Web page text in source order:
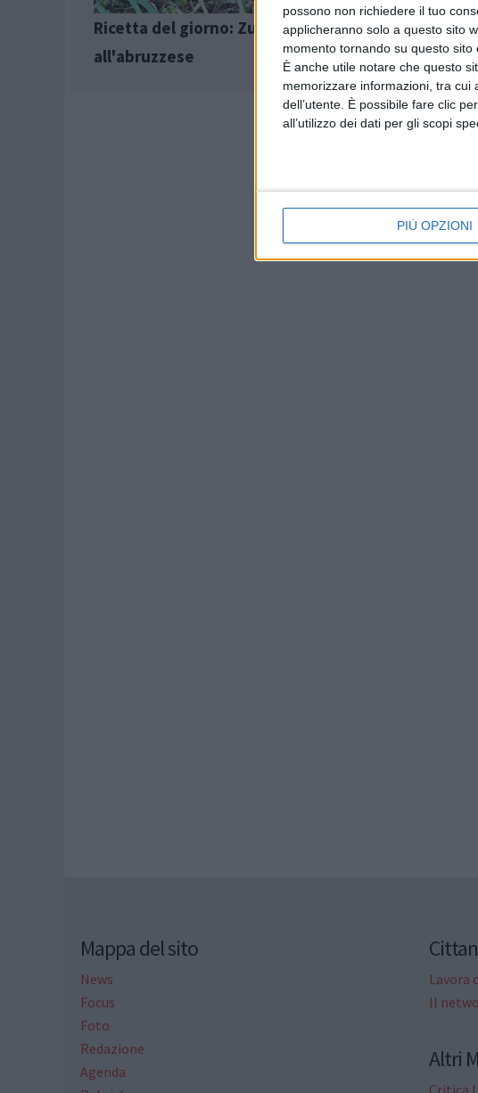
possono non richiedere il tuo
applicheranno solo a questo sito
momento tornando su questo sito
È anche utile notare che questo
memorizzare informazioni, tra cui
dell’utente. È possibile fare clic
all’utilizzo dei dati per gli scopi
PIÙ OPZIONI
Ricetta del giorno: Zuppa di ceci e castagne
all'abruzzese
Mappa del sito
News
Focus
Foto
Redazione
Agenda
Lavora
Il
Altri
Critica